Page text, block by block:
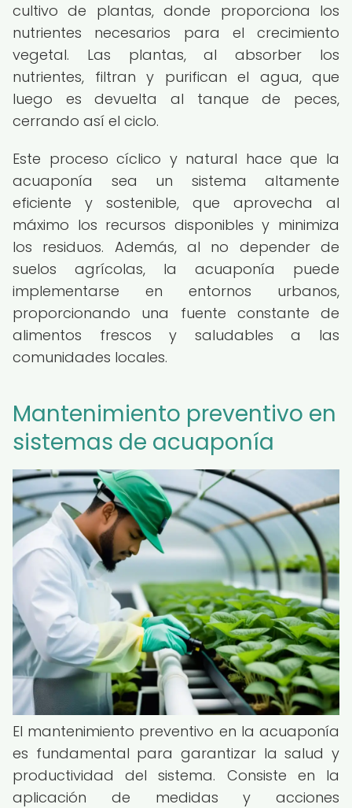
cultivo de plantas, donde proporciona los
nutrientes necesarios para el crecimiento
vegetal. Las plantas, al absorber los
nutrientes, filtran y purifican el agua, que
luego es devuelta al tanque de peces,
cerrando así el ciclo.
Este proceso cíclico y natural hace que la
acuaponía sea un sistema altamente
eficiente y sostenible, que aprovecha al
máximo los recursos disponibles y minimiza
los residuos. Además, al no depender de
suelos agrícolas, la acuaponía puede
implementarse en entornos urbanos,
proporcionando una fuente constante de
alimentos frescos y saludables a las
comunidades locales.
Mantenimiento preventivo en
sistemas de acuaponía
El mantenimiento preventivo en la acuaponía
es fundamental para garantizar la salud y
productividad del sistema. Consiste en la
aplicación de medidas y acciones